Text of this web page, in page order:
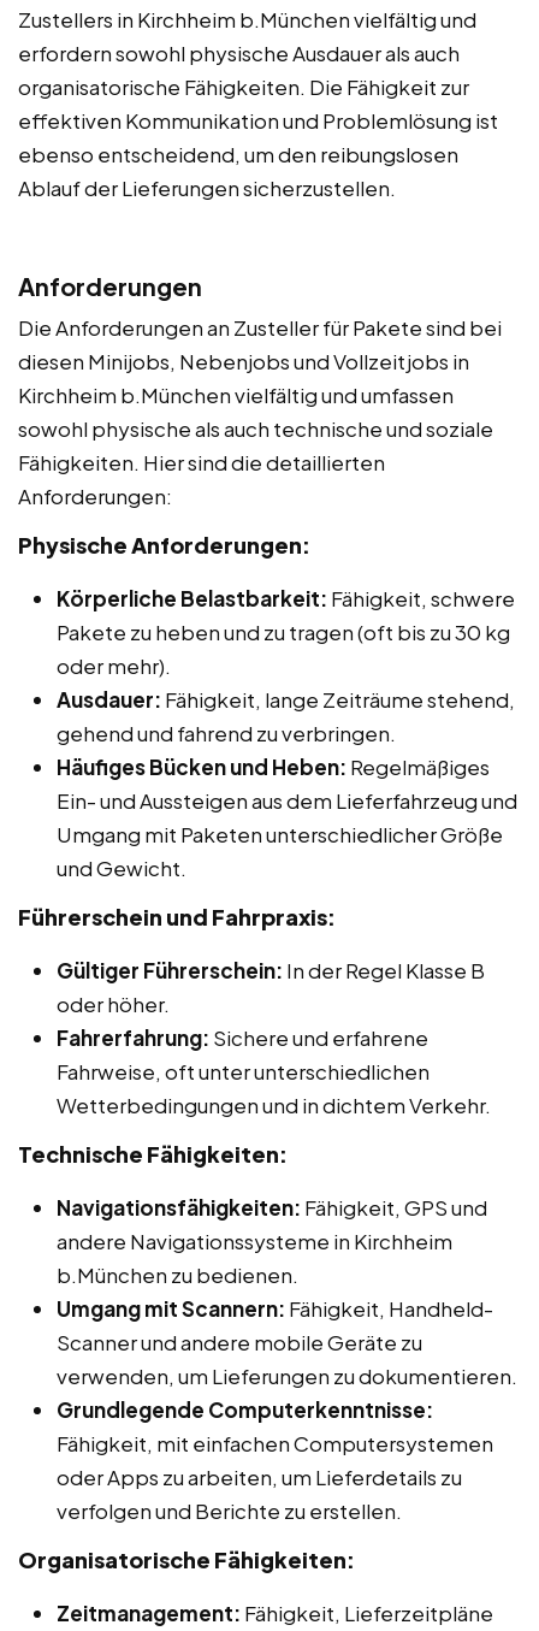
Zustellers in Kirchheim b.München vielfältig und
erfordern sowohl physische Ausdauer als auch
organisatorische Fähigkeiten. Die Fähigkeit zur
effektiven Kommunikation und Problemlösung ist
ebenso entscheidend, um den reibungslosen
Ablauf der Lieferungen sicherzustellen.
Anforderungen
Die Anforderungen an Zusteller für Pakete sind bei
diesen Minijobs, Nebenjobs und Vollzeitjobs in
Kirchheim b.München vielfältig und umfassen
sowohl physische als auch technische und soziale
Fähigkeiten. Hier sind die detaillierten
Anforderungen:
Physische Anforderungen:
Körperliche Belastbarkeit: Fähigkeit, schwere
Pakete zu heben und zu tragen (oft bis zu 30 kg
oder mehr).
Ausdauer: Fähigkeit, lange Zeiträume stehend,
gehend und fahrend zu verbringen.
Häufiges Bücken und Heben: Regelmäßiges
Ein- und Aussteigen aus dem Lieferfahrzeug und
Umgang mit Paketen unterschiedlicher Größe
und Gewicht.
Führerschein und Fahrpraxis:
Gültiger Führerschein: In der Regel Klasse B
oder höher.
Fahrerfahrung: Sichere und erfahrene
Fahrweise, oft unter unterschiedlichen
Wetterbedingungen und in dichtem Verkehr.
Technische Fähigkeiten:
Navigationsfähigkeiten: Fähigkeit, GPS und
andere Navigationssysteme in Kirchheim
b.München zu bedienen.
Umgang mit Scannern: Fähigkeit, Handheld-
Scanner und andere mobile Geräte zu
verwenden, um Lieferungen zu dokumentieren.
Grundlegende Computerkenntnisse:
Fähigkeit, mit einfachen Computersystemen
oder Apps zu arbeiten, um Lieferdetails zu
verfolgen und Berichte zu erstellen.
Organisatorische Fähigkeiten:
Zeitmanagement: Fähigkeit, Lieferzeitpläne